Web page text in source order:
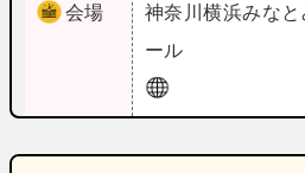
会場 神奈川横浜みな
ール